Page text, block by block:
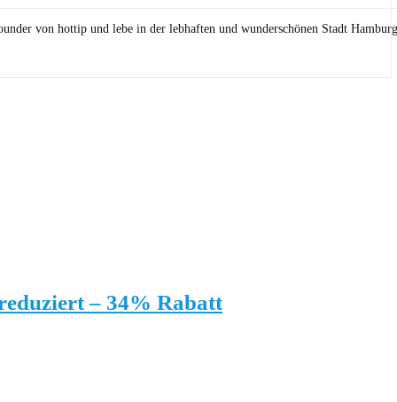
von hottip und lebe in der lebhaften und wunderschönen Stadt
– 34% Rabatt